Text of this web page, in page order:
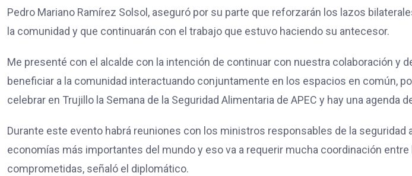
Pedro Mariano Ramírez Solsol, aseguró por su parte que reforzarán los lazos
la comunidad y que continuarán con el trabajo que estuvo haciendo su antecesor.
Me presenté con el alcalde con la intención de continuar con nuestra colaboración y
beneficiar a la comunidad interactuando conjuntamente en los espacios en común,
celebrar en Trujillo la Semana de la Seguridad Alimentaria de APEC y hay una agenda
Durante este evento habrá reuniones con los ministros responsables de la seguridad
economías más importantes del mundo y eso va a requerir mucha coordinación
comprometidas, señaló el diplomático.